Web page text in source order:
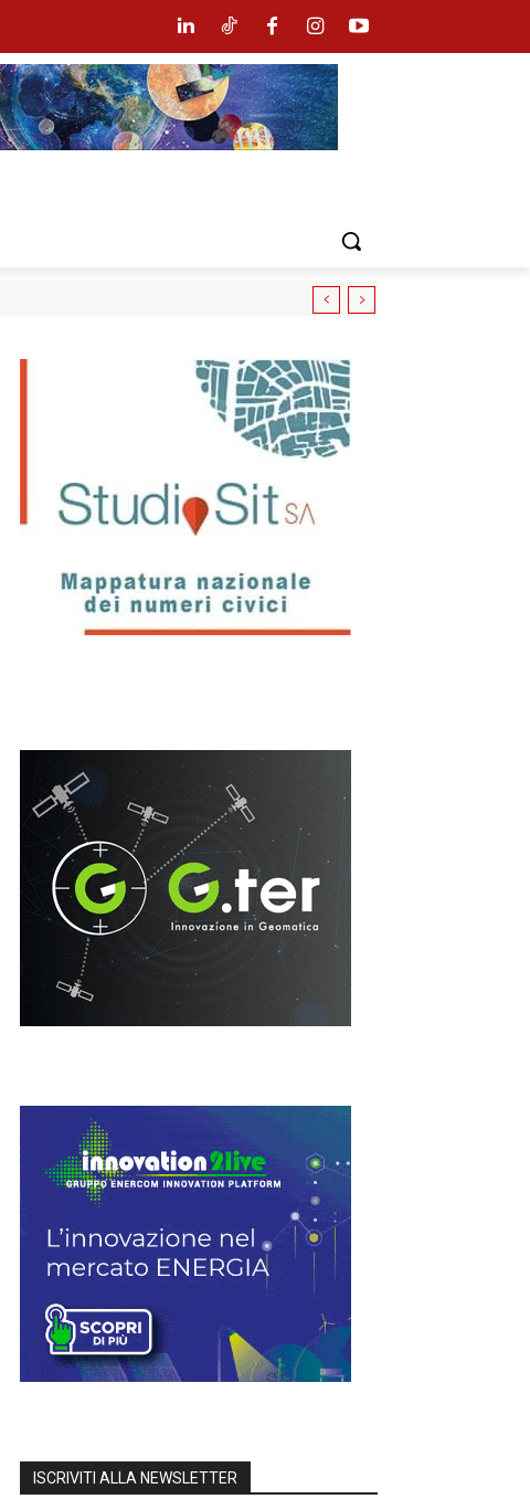
ISCRIVITI ALLA NEWSLETTER